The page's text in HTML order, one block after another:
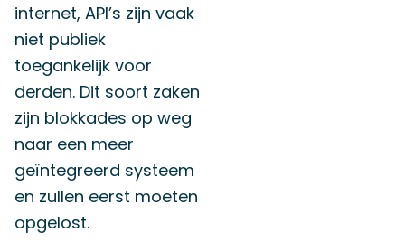
internet, API’s zijn vaak
niet publiek
toegankelijk voor
derden. Dit soort zaken
zijn blokkades op weg
naar een meer
geïntegreerd systeem
en zullen eerst moeten
opgelost.